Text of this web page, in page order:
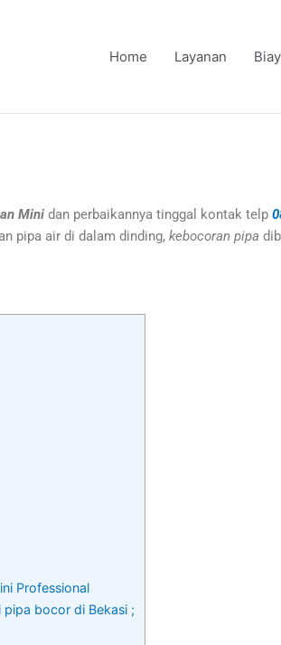
Home Layanan
Mini dan perbaikannya tinggal kontak telp
pipa air di dalam dinding, kebocoran pipa
Professional
pipa bocor di Bekasi ;